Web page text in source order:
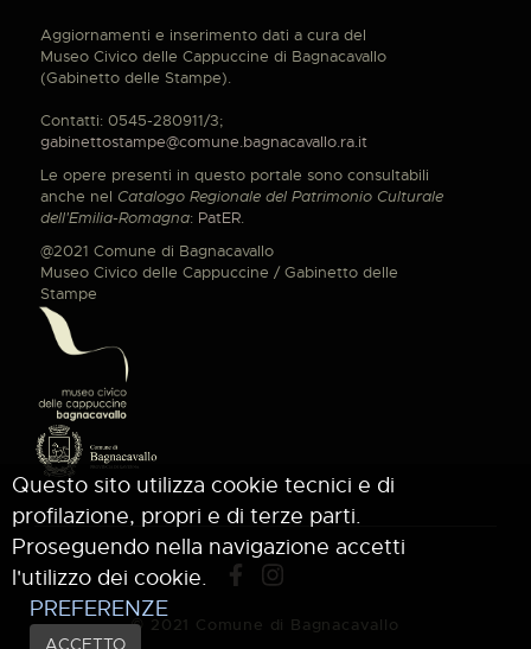
Aggiornamenti e inserimento dati a cura del
Museo Civico delle Cappuccine di Bagnacavallo
(Gabinetto delle Stampe).
Contatti: 0545-280911/3;
gabinettostampe@comune.bagnacavallo.ra.it
Le opere presenti in questo portale sono consultabili
anche nel Catalogo Regionale del Patrimonio Culturale
dell'Emilia-Romagna: PatER.
@2021 Comune di Bagnacavallo
Museo Civico delle Cappuccine / Gabinetto delle
Stampe
© 2021 Comune di Bagnacavallo
Questo sito utilizza cookie tecnici e di
profilazione, propri e di terze parti.
Proseguendo nella navigazione accetti
l'utilizzo dei cookie.
PREFERENZE
ACCETTO